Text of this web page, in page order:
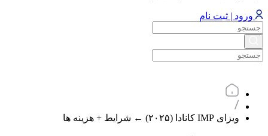
ورود | ثبت نام
ویزای IMP کانادا (۲۰۲۵) ← شرایط + هزینه ها